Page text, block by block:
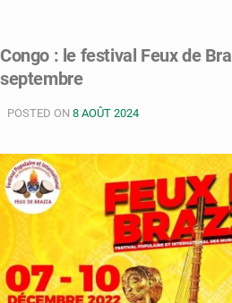
le
gouvernement
le
se
concertent
pour
apporter
un
aux
victimes
Congo : le festival Feux de
septembre
POSTED ON 8 AOÛT 2024